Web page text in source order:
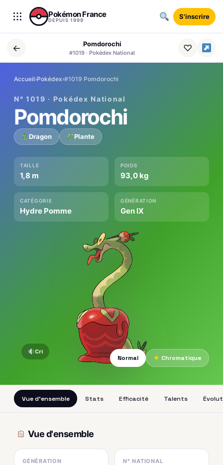
Aller au contenu
Pokémon France
DEPUIS 1999 S'inscrire
← Pomdorochi
#1019 · Pokédex National ♡
Accueil›Pokédex›#1019 Pomdorochi
N° 1019 · Pokédex National
Pomdorochi
Dragon Plante
TAILLE
1,8 m
POIDS
93,0 kg
CATÉGORIE
Hydre Pomme
GÉNÉRATION
Gen IX
Cri
Normal
★ Chromatique
Vue d'ensemble Stats Efficacité Talents
Vue d'ensemble
GÉNÉRATION N° NATIONAL